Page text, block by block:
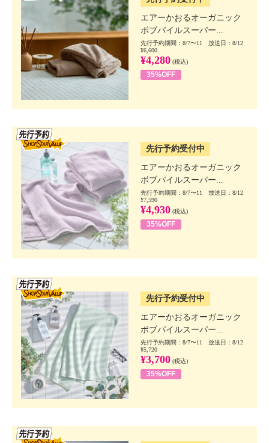
エアーかおるオーガニック
ボブパイルスーパー...
先行予約期間：8/7〜11 放送日：8/12
¥6,600
¥4,280 (税込)
35%OFF
先行予約受付中
エアーかおるオーガニック
ボブパイルスーパー...
先行予約期間：8/7〜11 放送日：8/12
¥7,590
¥4,930 (税込)
35%OFF
先行予約受付中
エアーかおるオーガニック
ボブパイルスーパー...
先行予約期間：8/7〜11 放送日：8/12
¥5,720
¥3,700 (税込)
35%OFF